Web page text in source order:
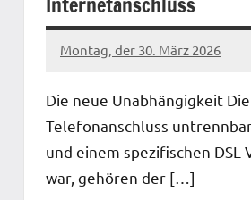
Montag, der 30. März 2026
Patrick
Die neue Unabhängigkeit
Telefonanschluss
und einem spezifischen
war, gehören der […]